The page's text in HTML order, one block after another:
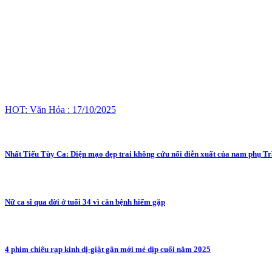
HOT: Văn Hóa : 17/10/2025
Nhất Tiếu Tùy Ca: Diện mạo đẹp trai không cứu nổi diễn xuất của nam phụ
Nữ ca sĩ qua đời ở tuổi 34 vì căn bệnh hiếm gặp
4 phim chiếu rạp kinh dị-giật gân mới mẻ dịp cuối năm 2025